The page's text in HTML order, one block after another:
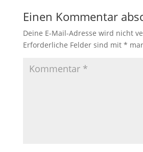
Einen Kommentar
Deine E-Mail-Adresse wird nicht
Erforderliche Felder sind mit *